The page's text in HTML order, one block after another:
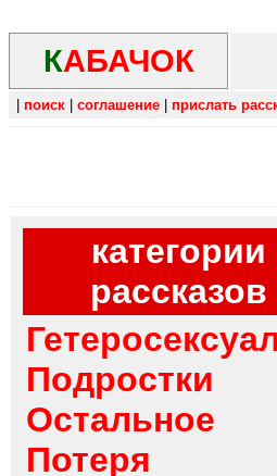
КАБАЧОК
поиск соглашение прислать
категории
рассказов
Подростки
Остальное
Потеря